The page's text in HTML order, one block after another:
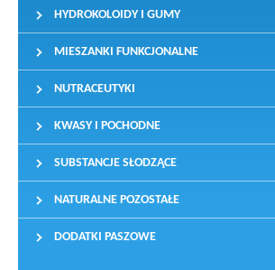
HYDROKOLOIDY I GUMY
MIESZANKI FUNKCJONALNE
NUTRACEUTYKI
KWASY I POCHODNE
SUBSTANCJE SŁODZĄCE
NATURALNE POZOSTAŁE
DODATKI PASZOWE